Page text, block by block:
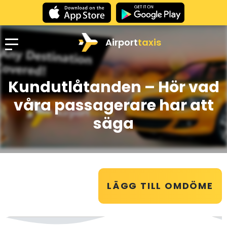
Airporttaxis
Kundutlåtanden – Hör vad
våra passagerare har att
säga
LÄGG TILL OMDÖME